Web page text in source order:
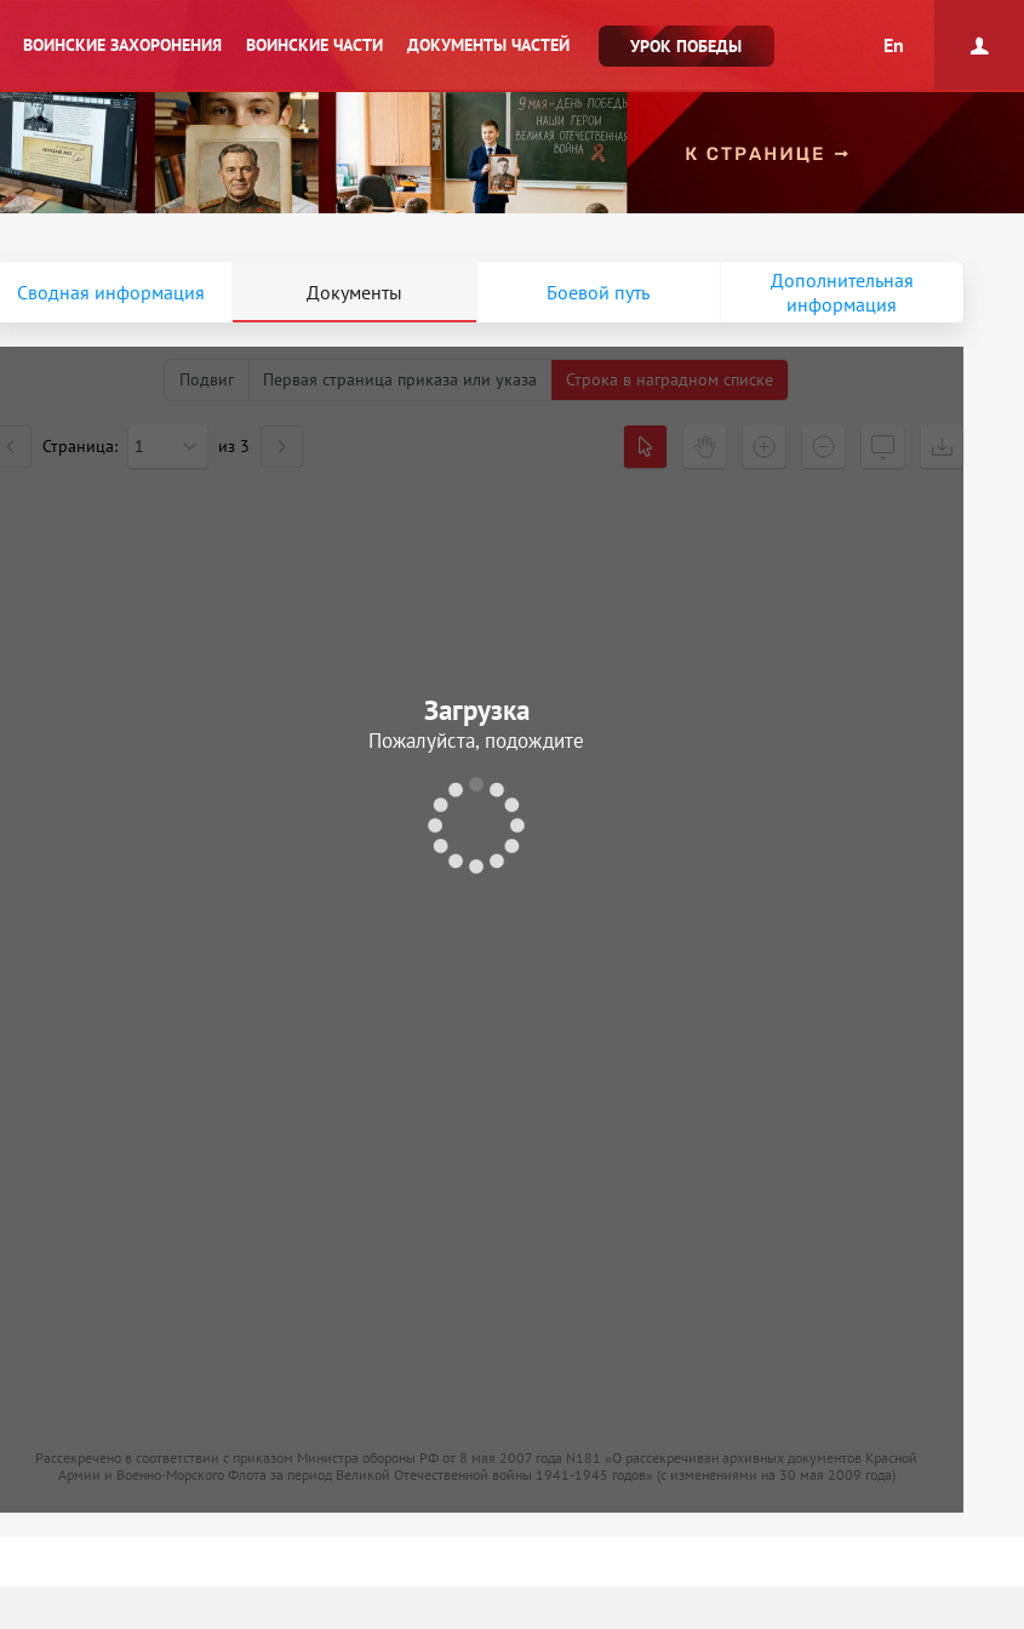
ВОИНСКИЕ ЗАХОРОНЕНИЯ ВОИНСКИЕ ЧАСТИ ДОКУМЕНТЫ ЧАСТЕЙ УРОК ПОБЕДЫ En
Сводная информация Документы Боевой путь
Дополнительная
информация
Подвиг Первая страница приказа или указа Строка в наградном списке
Страница: 1 из 3
Рассекречено в соответствии с приказом Министра обороны РФ от 8 мая 2007 года N181 «О рассекречиван архивных документов Красной
Армии и Военно-Морского Флота за период Великой Отечественной войны 1941-1945 годов» (с изменениями на 30 мая 2009 года)
Загрузка
Пожалуйста, подождите